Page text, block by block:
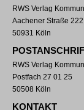
RWS Verlag
Aachener Straße 222
50931 Köln
RWS Verlag
Postfach 27 01 25
50508 Köln
KONTAKT